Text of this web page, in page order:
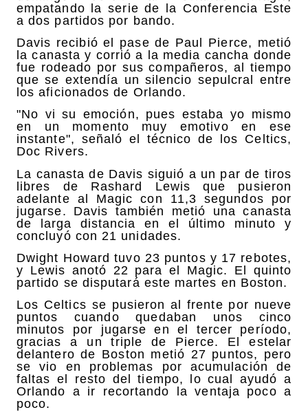
empatando la serie de la Conferencia Este
a dos partidos por bando.
Davis recibió el pase de Paul Pierce, metió
la canasta y corrió a la media cancha donde
fue rodeado por sus compañeros, al tiempo
que se extendía un silencio sepulcral entre
los aficionados de Orlando.
"No vi su emoción, pues estaba yo mismo
en un momento muy emotivo en ese
instante", señaló el técnico de los Celtics,
Doc Rivers.
La canasta de Davis siguió a un par de tiros
libres de Rashard Lewis que pusieron
adelante al Magic con 11,3 segundos por
jugarse. Davis también metió una canasta
de larga distancia en el último minuto y
concluyó con 21 unidades.
Dwight Howard tuvo 23 puntos y 17 rebotes,
y Lewis anotó 22 para el Magic. El quinto
partido se disputará este martes en Boston.
Los Celtics se pusieron al frente por nueve
puntos cuando quedaban unos cinco
minutos por jugarse en el tercer período,
gracias a un triple de Pierce. El estelar
delantero de Boston metió 27 puntos, pero
se vio en problemas por acumulación de
faltas el resto del tiempo, lo cual ayudó a
Orlando a ir recortando la ventaja poco a
poco.